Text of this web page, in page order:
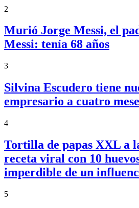
2
Murió Jorge Messi, el
Messi: tenía 68 años
3
Silvina Escudero tiene
empresario a cuatro
4
Tortilla de papas XXL a
receta viral con 10
imperdible de un
5